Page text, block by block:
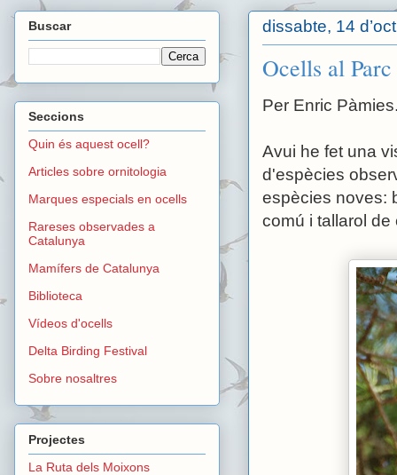
dissabte, 14
Ocells al
Per Enric
Avui he fet una
d'espècies
espècies noves:
comú i tallarol de
Buscar
Seccions
Quin és aquest ocell?
Articles sobre ornitologia
Marques especials en ocells
Rareses observades a
Catalunya
Mamífers de Catalunya
Biblioteca
Vídeos d'ocells
Delta Birding Festival
Sobre nosaltres
Projectes
La Ruta dels Moixons